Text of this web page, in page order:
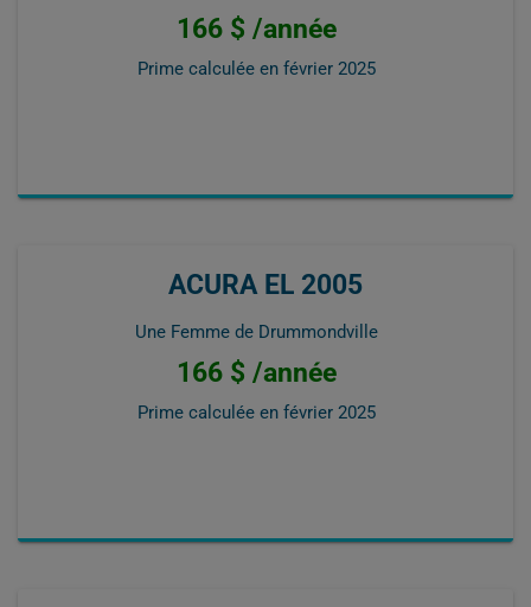
166 $ /année
Prime calculée en février 2025
ACURA EL 2005
Une Femme de Drummondville
166 $ /année
Prime calculée en février 2025